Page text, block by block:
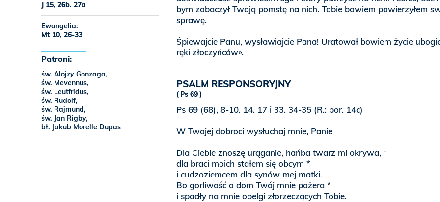
J 15, 26b. 27a
Ewangelia:
Mt 10, 26-33
Patroni:
św. Alojzy Gonzaga,
św. Mevennus,
św. Leutfridus,
św. Rudolf,
św. Rajmund,
św. Jan Rigby,
bł. Jakub Morelle Dupas
bym zobaczył Twoją pomstę na nich. Tobie bowiem powierzyłem
sprawę.
Śpiewajcie Panu, wysławiajcie Pana! Uratował bowiem życie
ręki złoczyńców».
PSALM RESPONSORYJNY
Ps 69
Ps 69 (68), 8-10. 14. 17 i 33. 34-35 (R.: por. 14c)
W Twojej dobroci wysłuchaj mnie, Panie
Dla Ciebie znoszę urąganie, hańba twarz mi okrywa, †
dla braci moich stałem się obcym *
i cudzoziemcem dla synów mej matki.
Bo gorliwość o dom Twój mnie pożera *
i spadły na mnie obelgi złorzeczących Tobie.